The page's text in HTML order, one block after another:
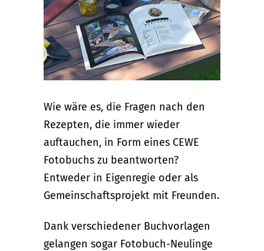
Wie wäre es, die Fragen nach den
Rezepten, die immer wieder
auftauchen, in Form eines CEWE
Fotobuchs zu beantworten?
Entweder in Eigenregie oder als
Gemeinschaftsprojekt mit Freunden.
Dank verschiedener Buchvorlagen
gelangen sogar Fotobuch-Neulinge